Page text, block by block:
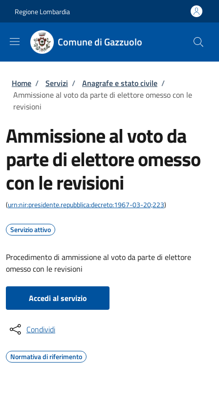
Regione Lombardia
Comune di Gazzuolo
Briciole di pane
Home / Servizi / Anagrafe e stato civile /
Ammissione al voto da parte di elettore omesso con le
revisioni
Ammissione al voto da
parte di elettore omesso
con le revisioni
(urn:nir:presidente.repubblica:decreto:1967-03-20;223)
Servizio attivo
Procedimento di ammissione al voto da parte di elettore
omesso con le revisioni
Accedi al servizio
Condividi
Normativa di riferimento